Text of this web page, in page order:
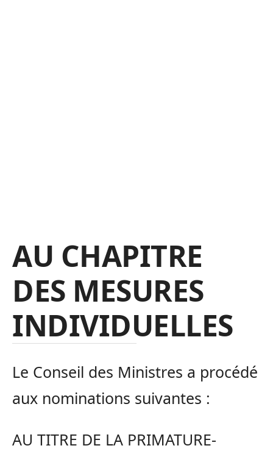
AU CHAPITRE
DES MESURES
INDIVIDUELLES
Le Conseil des Ministres a procédé
aux nominations suivantes :
AU TITRE DE LA PRIMATURE-